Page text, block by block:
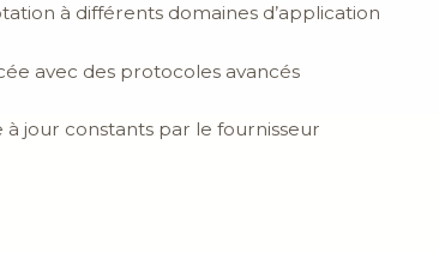
à différents domaines d’application
avec des protocoles avancés
jour constants par le fournisseur